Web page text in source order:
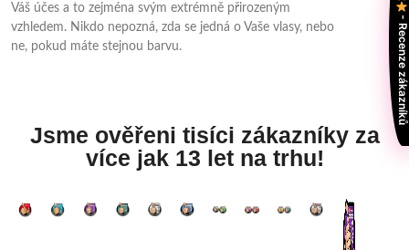
Váš účes a to zejména svým extrémně přirozeným
vzhledem. Nikdo nepozná, zda se jedná o Vaše vlasy, nebo
ne, pokud máte stejnou barvu.
Jsme ověřeni tisíci zákazníky za
více jak 13 let na trhu!
- Recenze zákazníků